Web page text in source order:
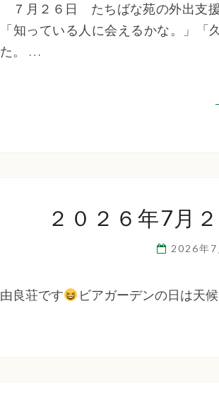
７月２６日 たちばな苑の外出支援
「知っている人に会えるかな。」
た。 …
２０２６年7月
2026年
由良荘です ビアガーデンの日は天